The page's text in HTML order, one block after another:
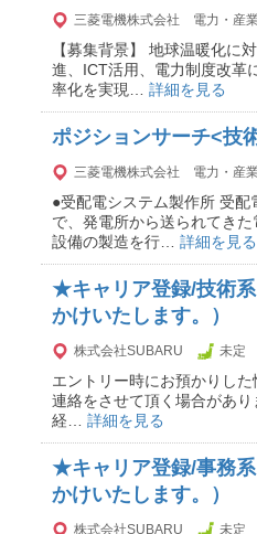
三菱電機株式会社 電力・産
【募集背景】 地球温暖化に
進、ICT活用、電力制度改革
率化を実現… 詳細を見る
ポジションサーチ<技
三菱電機株式会社 電力・産
●受配電システム製作所 受
で、発電所から送られてき
設備の製造を行… 詳細を見る
★キャリア登録/技術
かけいたします。）
株式会社SUBARU 未定
エントリー時にお預かりし
連絡をさせて頂く場合があ
経… 詳細を見る
★キャリア登録/事務
かけいたします。）
株式会社SUBARU 未定